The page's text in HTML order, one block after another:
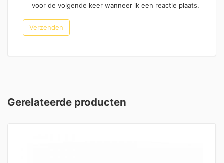
voor de volgende keer wanneer ik een reactie plaats.
Gerelateerde producten